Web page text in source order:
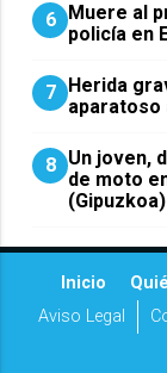
6 Muere al
policía en
7 Herida
aparatoso
8 Un joven,
de moto
(Gipuzkoa)
Inicio
Aviso Legal